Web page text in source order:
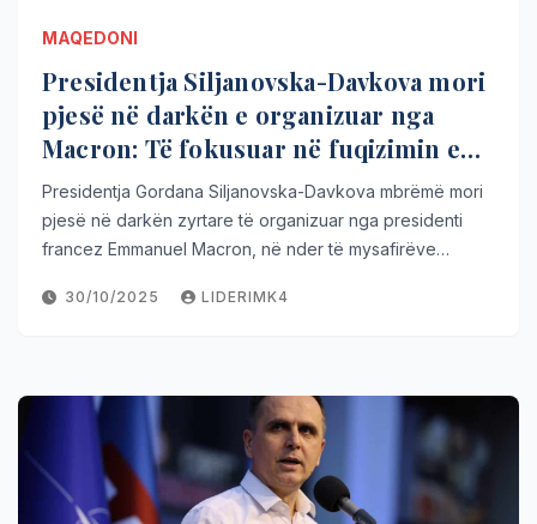
MAQEDONI
Presidentja Siljanovska-Davkova mori
pjesë në darkën e organizuar nga
Macron: Të fokusuar në fuqizimin e
paqes globale
Presidentja Gordana Siljanovska-Davkova mbrëmë mori
pjesë në darkën zyrtare të organizuar nga presidenti
francez Emmanuel Macron, në nder të mysafirëve…
30/10/2025 LIDERIMK4